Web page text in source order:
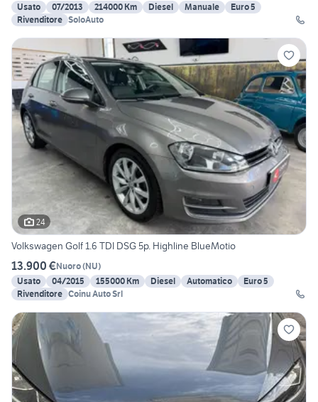
Usato
07/2013 214000 Km Diesel Manuale
Euro 5
Rivenditore SoloAuto
24
Volkswagen Golf 1.6 TDI DSG 5p. Highline BlueMotio
13.900 €Nuoro(NU)
Usato
04/2015 155000 Km Diesel Automatico
Euro 5
Rivenditore Coinu Auto Srl